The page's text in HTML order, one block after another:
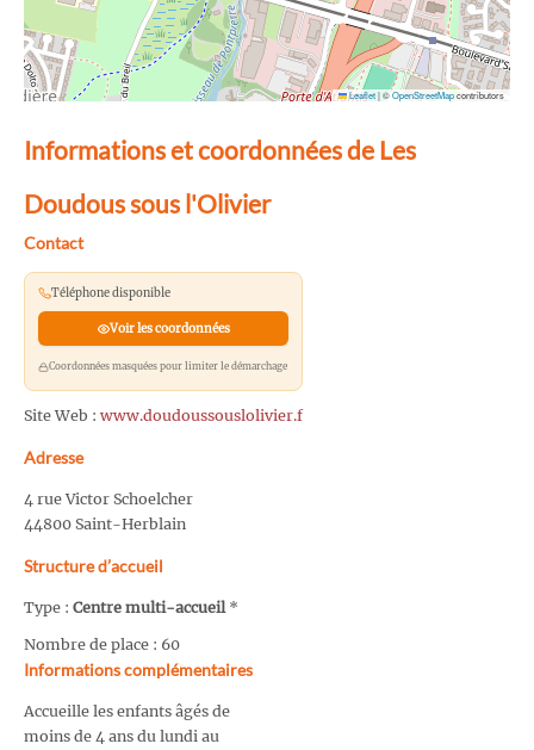
Leaflet|©OpenStreetMapcontributors
Informations et coordonnées de Les
Doudous sous l'Olivier
Contact
Téléphone disponible
Voir les coordonnées
Coordonnées masquées pour limiter le démarchage
Site Web : www.doudoussouslolivier.f
Adresse
4 rue Victor Schoelcher
44800 Saint-Herblain
Structure d’accueil
Type : Centre multi-accueil*
Nombre de place : 60
Informations complémentaires
Accueille les enfants âgés de
moins de 4 ans du lundi au